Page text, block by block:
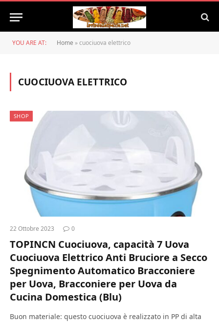
YOU ARE AT: Home »cuociuova elettrico
CUOCIUOVA ELETTRICO
SHOP
22 Ottobre 2023 0
TOPINCN Cuociuova, capacità 7 Uova
Cuociuova Elettrico Anti Bruciore a Secco
Spegnimento Automatico Bracconiere
per Uova, Bracconiere per Uova da
Cucina Domestica (Blu)
Buon materiale: questo cuociuova è realizzato in PP di alta